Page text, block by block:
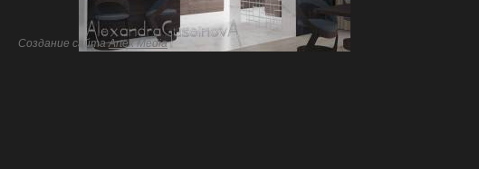
Создание сайтаArtex Media